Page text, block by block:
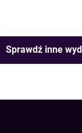
Sprawdź inne